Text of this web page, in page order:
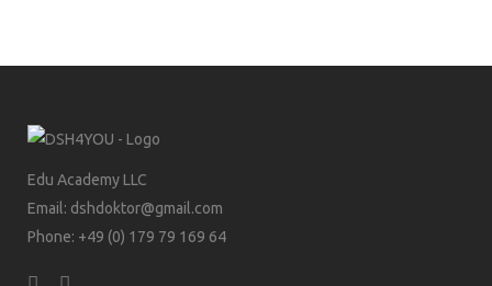
Edu Academy LLC
Email: dshdoktor@gmail.com
Phone: +49 (0) 179 79 169 64